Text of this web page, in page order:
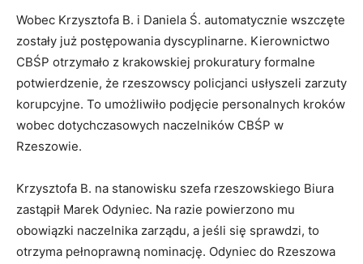
Wobec Krzysztofa B. i Daniela Ś. automatycznie wszczęte
zostały już postępowania dyscyplinarne. Kierownictwo
CBŚP otrzymało z krakowskiej prokuratury formalne
potwierdzenie, że rzeszowscy policjanci usłyszeli zarzuty
korupcyjne. To umożliwiło podjęcie personalnych kroków
wobec dotychczasowych naczelników CBŚP w
Rzeszowie.
Krzysztofa B. na stanowisku szefa rzeszowskiego Biura
zastąpił Marek Odyniec. Na razie powierzono mu
obowiązki naczelnika zarządu, a jeśli się sprawdzi, to
otrzyma pełnoprawną nominację. Odyniec do Rzeszowa